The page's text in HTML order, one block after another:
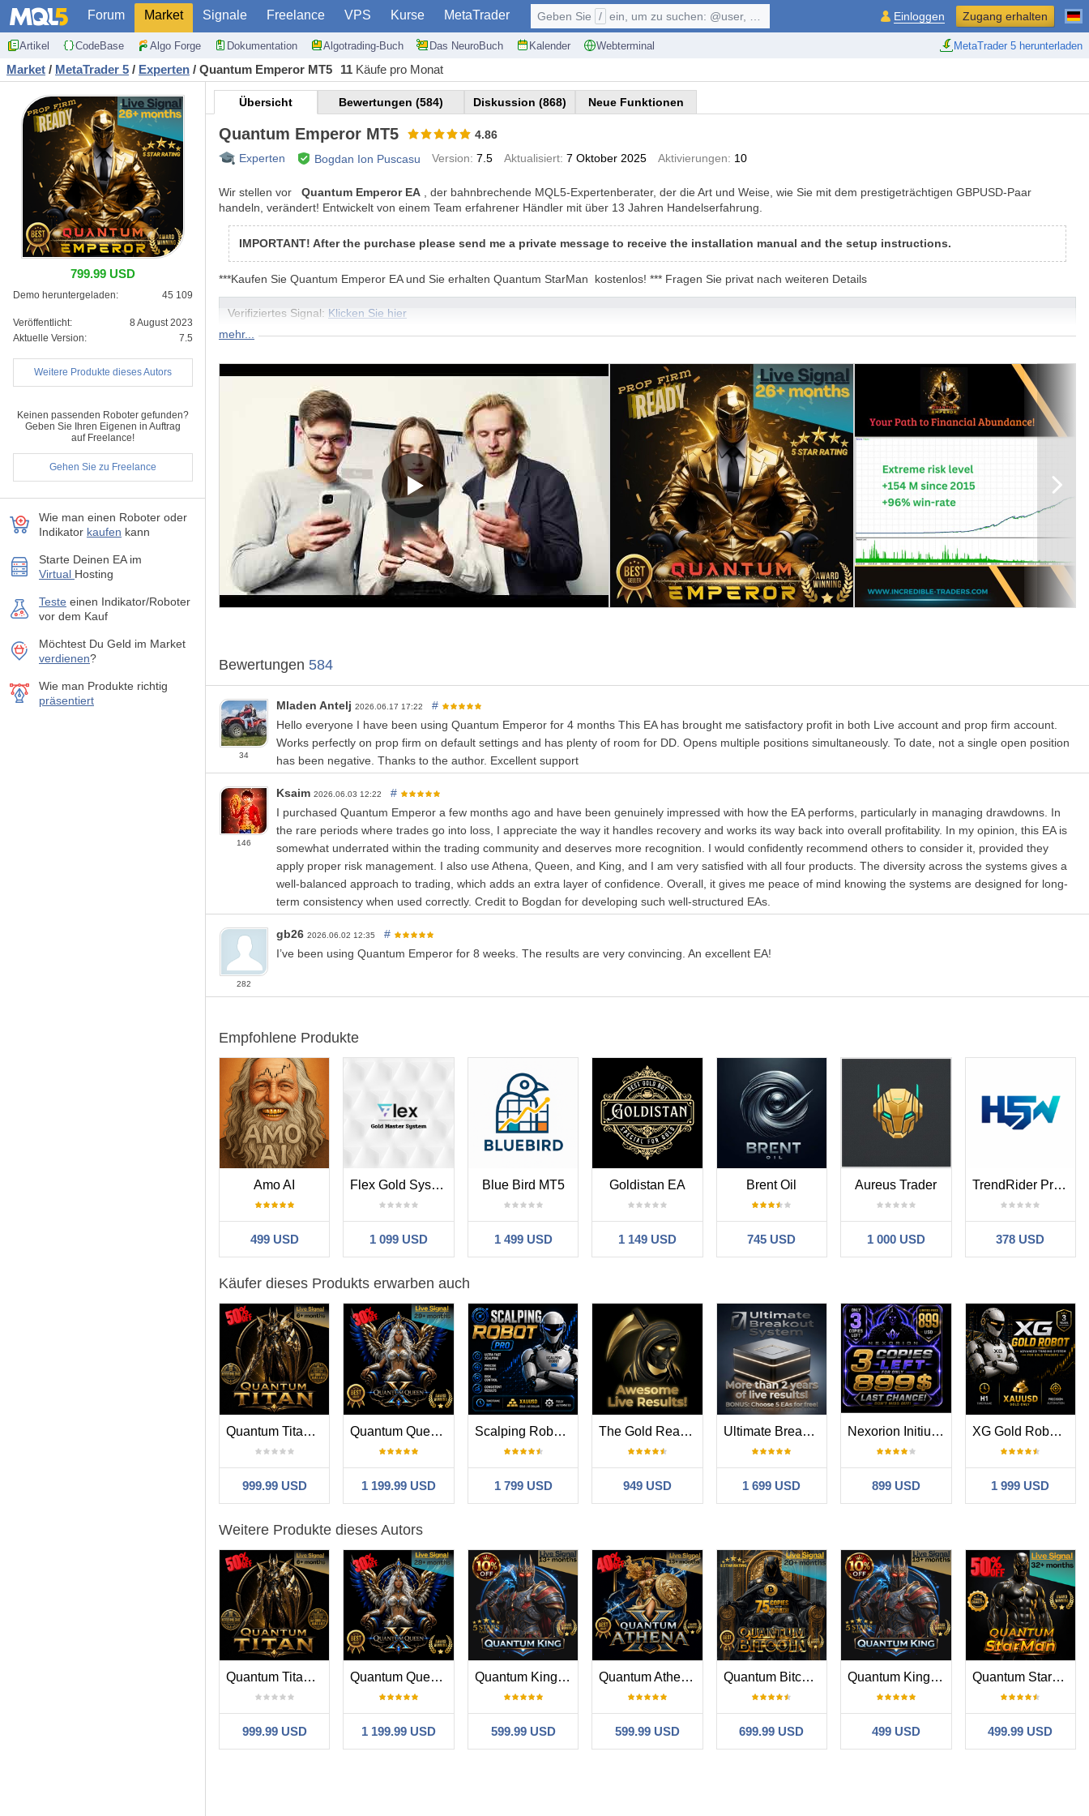
Forum Market Signale Freelance VPS Kurse MetaTrader
Artikel CodeBase Algo Forge Dokumentation Algotrading-Buch Das NeuroBuch Kalender Webterminal MetaTrader 5 herunterladen
Geben Sie / ein, um zu suchen: @user, $symbol, ... Einloggen Zugang erhalten
Market / MetaTrader 5 / Experten / Quantum Emperor MT5 11 Käufe pro Monat
799.99 USD
Demo heruntergeladen: 45 109
Veröffentlicht:
8 August 2023
Aktuelle Version:
7.5
Weitere Produkte dieses Autors
Keinen passenden Roboter gefunden?
Geben Sie Ihren Eigenen in Auftrag
auf Freelance!
Gehen Sie zu Freelance
Wie man einen Roboter oder
Indikator kaufen kann
Starte Deinen EA im
Virtual Hosting
Teste einen Indikator/Roboter
vor dem Kauf
Möchtest Du Geld im Market
verdienen?
Wie man Produkte richtig
präsentiert
Übersicht Bewertungen (584) Diskussion (868) Neue Funktionen
Quantum Emperor MT5
4.86
Experten
Bogdan Ion Puscasu Version: 7.5 Aktualisiert: 7 Oktober 2025 Aktivierungen: 10
Wir stellen vor Quantum Emperor EA
, der bahnbrechende MQL5-Expertenberater, der die Art und Weise, wie Sie mit dem prestigeträchtigen GBPUSD-Paar
handeln, verändert! Entwickelt von einem Team erfahrener Händler mit über 13 Jahren Handelserfahrung.
IMPORTANT! After the purchase please send me a private message to receive the installation manual and the setup instructions.
***Kaufen Sie Quantum Emperor EA und Sie erhalten Quantum StarMan kostenlos! *** Fragen Sie privat nach weiteren Details
Verifiziertes Signal: Klicken Sie hier
MT4-Version:
Der Preis erhöht sich bei jedem 10. Einkauf um 50 USD. Endpreis 1999 USD
Quantenkaiser EA
nutzt eine einzigartige Strategie, bei der ein einzelner Trade kontinuierlich in fünf kleinere Trades aufgeteilt wird. Das bedeutet, dass der EA bei
jeder Ausführung eines Trades diesen automatisch in fünf kleinere Positionen aufteilt.
Quantenkaiser EA
hebt sich von anderen Expert Advisors durch seinen bemerkenswerten Ansatz im Umgang mit Verlustgeschäften ab. Im Gegensatz zu
herkömmlichen Methoden, die ausschließlich auf Stop-Loss-Orders zur Verlustbegrenzung setzen, setzt Quantum Emperor EA eine ausgeklügelte Technik ein, um
Verlustpositionen effektiv zu verwalten. Bei einem Verlustgeschäft mit fünf Trades teilt Quantum Emperor EA die nächste Position in fünf kleinere auf, anstatt sie sofort
zu schließen. Anschließend nutzt er strategisch die Gewinne aus erfolgreichen Trades, um die Verlustpositionen schrittweise zu schließen, bis alle erfolgreich verworfen
sind.
Diese einzigartige Strategie ermöglicht es Quantum Emperor EA, sein Risikomanagement zu optimieren, Verluste zu minimieren und potenziell verlustreiche Trades in
Empfehlungen:
Währungspaar: GBPUSD
Zeitrahmen: H1
Mindesteinzahlung: $1000
Kontotyp: ECN, Raw oder Razor mit sehr niedrigen Spreads.
Broker: IC Markets, Pepperstone mit Raw- und Razor-Konten für die niedrigsten Spreads
WICHTIG:
Für optimale Ergebnisse ist es sehr wichtig, Konten mit NIEDRIGEM SPREAD zu verwenden!
- mindestens 1:30 für die Risikostufen Niedrig-Mittel, Niedrig und Sehr Niedrig
Kontotyp: Hedge
Spezifikationen:
Handeln Sie mit GBPUSD
Jeder Trade ist mit 250 Pips SL geschützt
Die Ausstiegsstrategie beinhaltet einen Trailing Stop mithilfe eines H1-Charts
Aufträge werden in 6 kleinere Aufträge aufgeteilt und verlierende Aufträge können mit dem Gewinn der Gewinneraufträge geschlossen werden.
Sehr einfach zu installieren, erfordert keine Änderungen an den Einstellungen. Die Standardeinstellungen sind perfekt für die meisten Broker, die GMT+2 mit
DST-Serverzeit verwenden. Wenn Ihr Broker eine andere Serverzeit hat, müssen kleine Anpassungen der Zeiteinstellungen vorgenommen werden!
Verwenden Sie einen VPS, damit der EA rund um die Uhr arbeiten kann (sehr empfehlenswert)
mehr...
Bewertungen 584
34
Mladen Antelj 2026.06.17 17:22
#
Hello everyone I have been using Quantum Emperor for 4 months This EA has brought me satisfactory profit in both Live account and prop firm account.
Works perfectly on prop firm on default settings and has plenty of room for DD. Opens multiple positions simultaneously. To date, not a single open position
has been negative. Thanks to the author. Excellent support
146
Ksaim 2026.06.03 12:22
#
I purchased Quantum Emperor a few months ago and have been genuinely impressed with how the EA performs, particularly in managing drawdowns. In
the rare periods where trades go into loss, I appreciate the way it handles recovery and works its way back into overall profitability. In my opinion, this EA is
somewhat underrated within the trading community and deserves more recognition. I would confidently recommend others to consider it, provided they
apply proper risk management. I also use Athena, Queen, and King, and I am very satisfied with all four products. The diversity across the systems gives a
well-balanced approach to trading, which adds an extra layer of confidence. Overall, it gives me peace of mind knowing the systems are designed for long-
term consistency when used correctly. Credit to Bogdan for developing such well-structured EAs.
282
gb26 2026.06.02 12:35
#
I’ve been using Quantum Emperor for 8 weeks. The results are very convincing. An excellent EA!
Empfohlene Produkte
Amo AI
499 USD
Flex Gold System
1 099 USD
Blue Bird MT5
1 499 USD
Goldistan EA
1 149 USD
Brent Oil
745 USD
Aureus Trader
1 000 USD
TrendRider Pro EURUSD
378 USD
Käufer dieses Produkts erwarben auch
Quantum Titan MT5
999.99 USD
Quantum Queen X MT5
1 199.99 USD
Scalping Robot Pro MT5
1 799 USD
The Gold Reaper MT5
949 USD
Ultimate Breakout System
1 699 USD
Nexorion Initium Novum EA
899 USD
XG Gold Robot MT5
1 999 USD
Weitere Produkte dieses Autors
Quantum Titan MT5
999.99 USD
Quantum Queen X MT5
1 199.99 USD
Quantum King EA
599.99 USD
Quantum Athena X
599.99 USD
Quantum Bitcoin EA
699.99 USD
Quantum King MT4
499 USD
Quantum StarMan
499.99 USD